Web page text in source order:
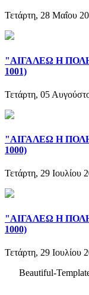
Τετάρτη, 28 Μαΐου
"ΑΙΓΑΛΕΩ Η
1001)
Τετάρτη, 05
"ΑΙΓΑΛΕΩ Η
1000)
Τετάρτη, 29 Ιουλίου
"ΑΙΓΑΛΕΩ Η
1000)
Τετάρτη, 29 Ιουλίου
Beautiful-